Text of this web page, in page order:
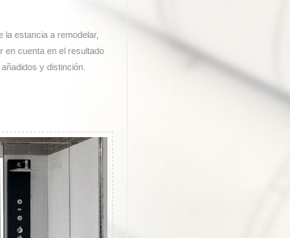
estancia a remodelar,
en cuenta en el resultado
y distinción.